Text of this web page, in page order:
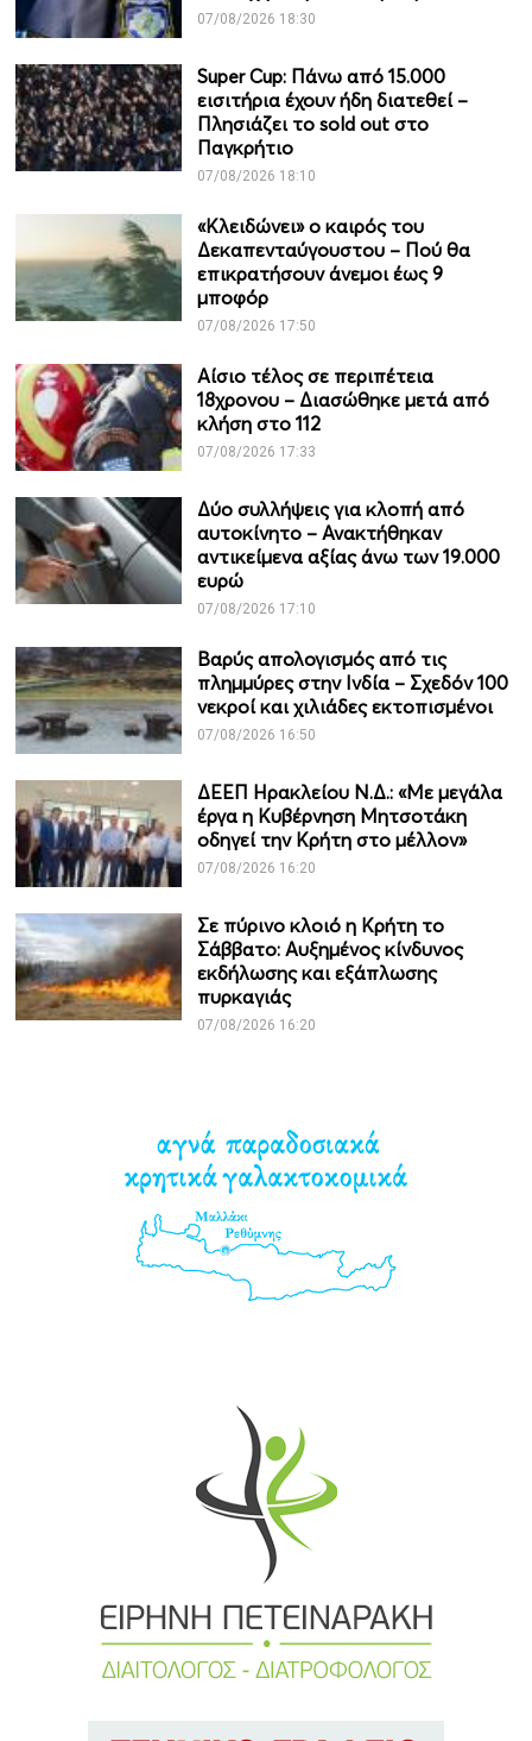
07/08/2026 18:30
Super Cup: Πάνω από 15.000
εισιτήρια έχουν ήδη διατεθεί –
Πλησιάζει το sold out στο
Παγκρήτιο
07/08/2026 18:10
«Κλειδώνει» ο καιρός του
Δεκαπενταύγουστου – Πού θα
επικρατήσουν άνεμοι έως 9
μποφόρ
07/08/2026 17:50
Αίσιο τέλος σε περιπέτεια
18χρονου – Διασώθηκε μετά από
κλήση στο 112
07/08/2026 17:33
Δύο συλλήψεις για κλοπή από
αυτοκίνητο – Ανακτήθηκαν
αντικείμενα αξίας άνω των 19.000
ευρώ
07/08/2026 17:10
Βαρύς απολογισμός από τις
πλημμύρες στην Ινδία – Σχεδόν 100
νεκροί και χιλιάδες εκτοπισμένοι
07/08/2026 16:50
ΔΕΕΠ Ηρακλείου Ν.Δ.: «Με μεγάλα
έργα η Κυβέρνηση Μητσοτάκη
οδηγεί την Κρήτη στο μέλλον»
07/08/2026 16:20
Σε πύρινο κλοιό η Κρήτη το
Σάββατο: Αυξημένος κίνδυνος
εκδήλωσης και εξάπλωσης
πυρκαγιάς
07/08/2026 16:20